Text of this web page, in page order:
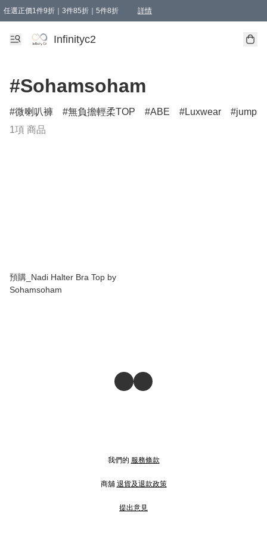
任選正價1件9折｜3件85折｜5件8折 詳情
精選商品，任選買1件或以上減HKD 20.00；買2件或以上減HKD 60.00；買3件
Infinityc2 wears 滿$800免運費
Bucks & Leather 滿$1000免運費
Infinityc2
#Sohamsoham
微喇叭褲 無負擔輕柔TOP ABE Luxwear
1項 商品
預購_Nadi Halter Bra Top by
Sohamsoham
我們的 服務條款
商舖 退貨及退款政策
提出意見